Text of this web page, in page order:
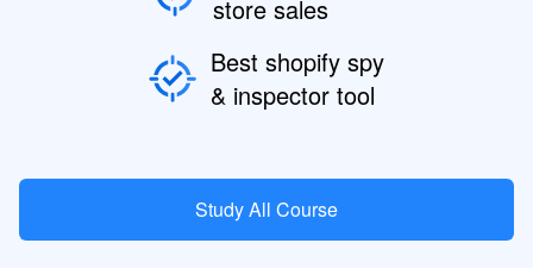
store sales
Best shopify spy
& inspector tool
Study All Course